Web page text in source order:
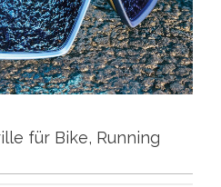
für Bike, Running